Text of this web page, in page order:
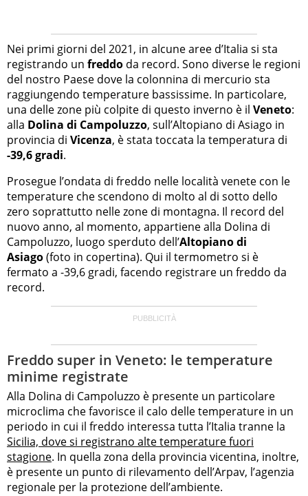
Nei primi giorni del 2021, in alcune aree d’Italia si sta
registrando un freddo da record. Sono diverse le regioni
del nostro Paese dove la colonnina di mercurio sta
raggiungendo temperature bassissime. In particolare,
una delle zone più colpite di questo inverno è il Veneto:
alla Dolina di Campoluzzo, sull’Altopiano di Asiago in
provincia di Vicenza, è stata toccata la temperatura di
-39,6 gradi.
Prosegue l’ondata di freddo nelle località venete con le
temperature che scendono di molto al di sotto dello
zero soprattutto nelle zone di montagna. Il record del
nuovo anno, al momento, appartiene alla Dolina di
Campoluzzo, luogo sperduto dell’Altopiano di
Asiago(foto in copertina). Qui il termometro si è
fermato a -39,6 gradi, facendo registrare un freddo da
record.
Freddo super in Veneto: le temperature
minime registrate
Alla Dolina di Campoluzzo è presente un particolare
microclima che favorisce il calo delle temperature in un
periodo in cui il freddo interessa tutta l’Italia tranne la
Sicilia, dove si registrano alte temperature fuori
stagione. In quella zona della provincia vicentina, inoltre,
è presente un punto di rilevamento dell’Arpav, l’agenzia
regionale per la protezione dell’ambiente.